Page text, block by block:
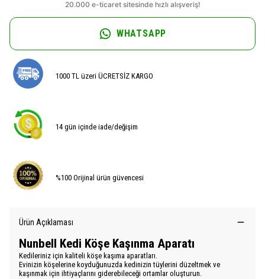
WHATSAPP
1000 TL üzeri ÜCRETSİZ KARGO
14 gün içinde iade/değişim
%100 Orijinal ürün güvencesi
Ürün Açıklaması
Nunbell Kedi Köşe Kaşınma Aparatı
Kedileriniz için kaliteli köşe kaşıma aparatları.
Evinizin köşelerine koyduğunuzda kedinizin tüylerini düzeltmek ve
kaşınmak için ihtiyaçlarını giderebileceği ortamlar oluşturun.